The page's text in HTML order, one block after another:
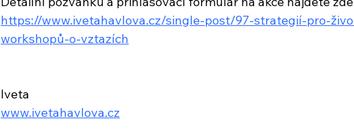
https://www.ivetahavlova.cz/single-post/97-strategií-pro-
workshopů-o-vztazích
Iveta
www.ivetahavlova.cz